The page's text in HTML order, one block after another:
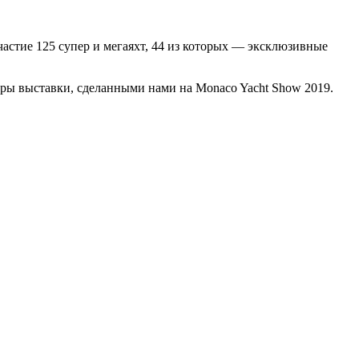
125 супер и мегаяхт, 44 из которых — эксклюзивные
выставки, сделанными нами на Monaco Yacht Show 2019.